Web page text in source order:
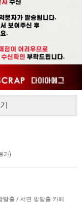
가)
출 / 서면 방탈출 카페